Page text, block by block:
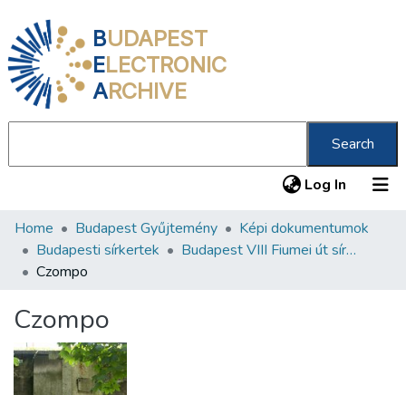
BUDAPEST
ELECTRONIC
ARCHIVE
Search
Log In (current)
Communities & Collections
All of DSpace
About us
Home Budapest Gyűjtemény
Képi dokumentumok
Budapesti sírkertek
Budapest VIII Fiumei út sírkert 3. rész
Czompo
Czompo